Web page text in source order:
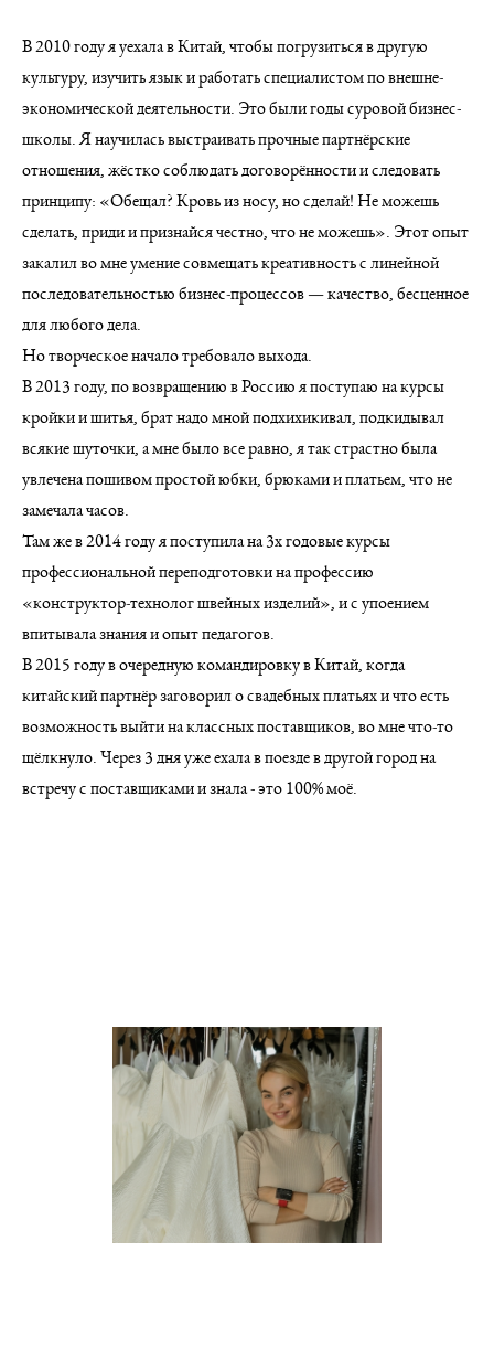
В 2010 году я уехала в Китай, чтобы погрузиться в другую
культуру, изучить язык и работать специалистом по внешне-
экономической деятельности. Это были годы суровой бизнес-
школы. Я научилась выстраивать прочные партнёрские
отношения, жёстко соблюдать договорённости и следовать
принципу: «Обещал? Кровь из носу, но сделай! Не можешь
сделать, приди и признайся честно, что не можешь». Этот опыт
закалил во мне умение совмещать креативность с линейной
последовательностью бизнес-процессов — качество, бесценное
для любого дела.
Но творческое начало требовало выхода.
В 2013 году, по возвращению в Россию я поступаю на курсы
кройки и шитья, брат надо мной подхихикивал, подкидывал
всякие шуточки, а мне было все равно, я так страстно была
увлечена пошивом простой юбки, брюками и платьем, что не
замечала часов.
Там же в 2014 году я поступила на 3х годовые курсы
профессиональной переподготовки на профессию
«конструктор-технолог швейных изделий», и с упоением
впитывала знания и опыт педагогов.
В 2015 году в очередную командировку в Китай, когда
китайский партнёр заговорил о свадебных платьях и что есть
возможность выйти на классных поставщиков, во мне что-то
щёлкнуло. Через 3 дня уже ехала в поезде в другой город на
встречу с поставщиками и знала - это 100% моё.